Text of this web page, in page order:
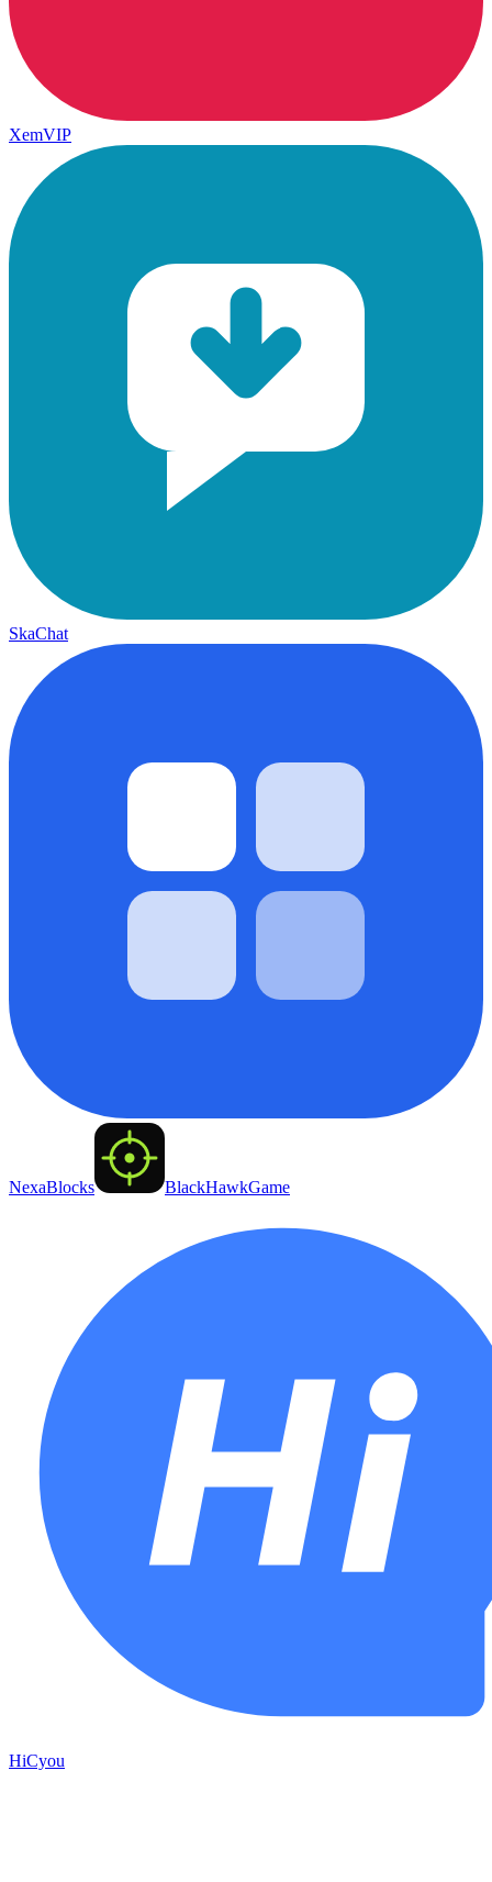
XemVIP
SkaChat
NexaBlocks BlackHawkGame
HiCyou